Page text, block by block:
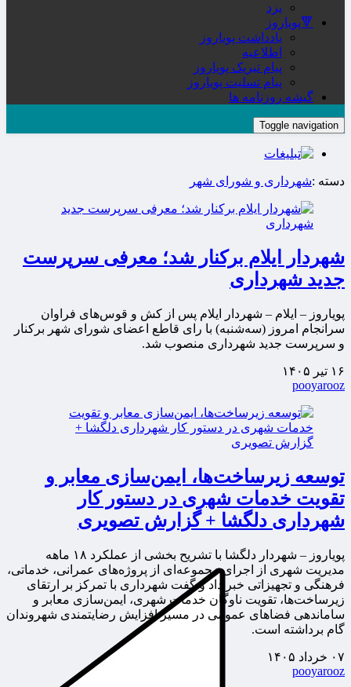
یزد
🔻پویاروز
یادداشت پویاروز
اطلاعیه
پیام تبریک پویاروز
پیام تسلیت پویاروز
گیشه روزنامه ها
Toggle navigation
دسته :شهرداری و شورای شهر
شهردار ایلام برکنار شد؛ معرفی سرپرست
جدید شهرداری
پویاروز – ایلام – شهردار ایلام پس از کش و قوس‌های فراوان
سرانجام امروز (سه‌شنبه) با رای قاطع اعضای شورای شهر برکنار
و سرپرست جدید شهرداری منصوب شد.
۱۶ تیر ۱۴۰۵
pooyarooz
توسعه زیرساخت‌ها، ایمن‌سازی معابر و
تقویت خدمات شهری در دستور کار
شهرداری دلگشا + گزارش تصویری
پویاروز – شهردار دلگشا با تشریح بخشی از عملکرد ۱۸ ماهه
مدیریت شهری از اجرای مجموعه‌ای از پروژه‌های عمرانی، خدماتی،
فرهنگی و تجهیزاتی خبر داد و گفت شهرداری با تمرکز بر ارتقای
زیرساخت‌ها، تقویت ناوگان خدمات شهری، ایمن‌سازی معابر و
ساماندهی فضاهای عمومی در مسیر افزایش رضایتمندی شهروندان
گام برداشته است.
۰۷ خرداد ۱۴۰۵
pooyarooz